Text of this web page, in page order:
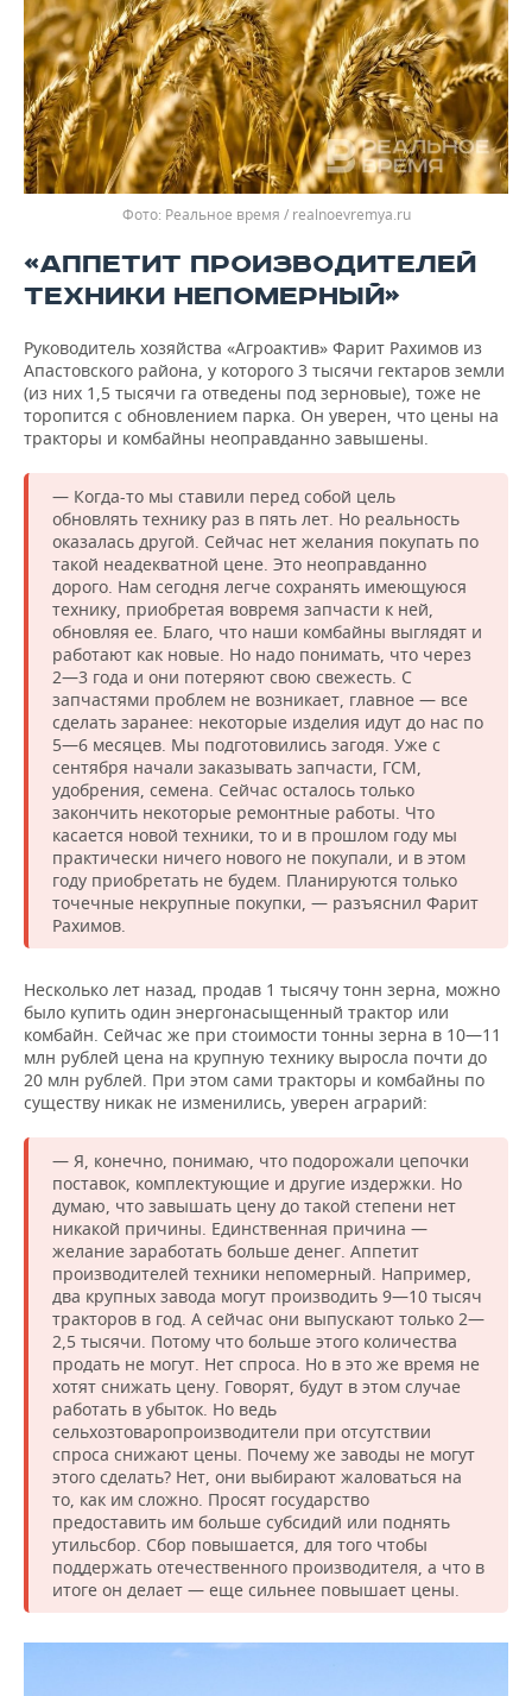
Реальное время / realnoevremya.ru
«АППЕТИТ ПРОИЗВОДИТЕЛЕЙ
ТЕХНИКИ НЕПОМЕРНЫЙ»
Руководитель хозяйства «Агроактив» Фарит Рахимов из
Апастовского района, у которого 3 тысячи гектаров земли
(из них 1,5 тысячи га отведены под зерновые), тоже не
торопится с обновлением парка. Он уверен, что цены на
тракторы и комбайны неоправданно завышены.
— Когда-то мы ставили перед собой цель
обновлять технику раз в пять лет. Но реальность
оказалась другой. Сейчас нет желания покупать по
такой неадекватной цене. Это неоправданно
дорого. Нам сегодня легче сохранять имеющуюся
технику, приобретая вовремя запчасти к ней,
обновляя ее. Благо, что наши комбайны выглядят и
работают как новые. Но надо понимать, что через
2—3 года и они потеряют свою свежесть. С
запчастями проблем не возникает, главное — все
сделать заранее: некоторые изделия идут до нас по
5—6 месяцев. Мы подготовились загодя. Уже с
сентября начали заказывать запчасти, ГСМ,
удобрения, семена. Сейчас осталось только
закончить некоторые ремонтные работы. Что
касается новой техники, то и в прошлом году мы
практически ничего нового не покупали, и в этом
году приобретать не будем. Планируются только
точечные некрупные покупки, — разъяснил Фарит
Рахимов.
Несколько лет назад, продав 1 тысячу тонн зерна, можно
было купить один энергонасыщенный трактор или
комбайн. Сейчас же при стоимости тонны зерна в 10—11
млн рублей цена на крупную технику выросла почти до
20 млн рублей. При этом сами тракторы и комбайны по
существу никак не изменились, уверен аграрий:
— Я, конечно, понимаю, что подорожали цепочки
поставок, комплектующие и другие издержки. Но
думаю, что завышать цену до такой степени нет
никакой причины. Единственная причина —
желание заработать больше денег. Аппетит
производителей техники непомерный. Например,
два крупных завода могут производить 9—10 тысяч
тракторов в год. А сейчас они выпускают только 2—
2,5 тысячи. Потому что больше этого количества
продать не могут. Нет спроса. Но в это же время не
хотят снижать цену. Говорят, будут в этом случае
работать в убыток. Но ведь
сельхозтоваропроизводители при отсутствии
спроса снижают цены. Почему же заводы не могут
этого сделать? Нет, они выбирают жаловаться на
то, как им сложно. Просят государство
предоставить им больше субсидий или поднять
утильсбор. Сбор повышается, для того чтобы
поддержать отечественного производителя, а что в
итоге он делает — еще сильнее повышает цены.